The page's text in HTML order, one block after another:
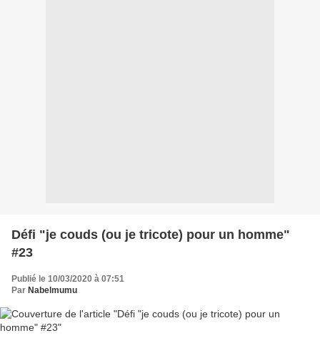
Défi "je couds (ou je tricote) pour un homme"
#23
Publié le 10/03/2020 à 07:51
Par Nabelmumu